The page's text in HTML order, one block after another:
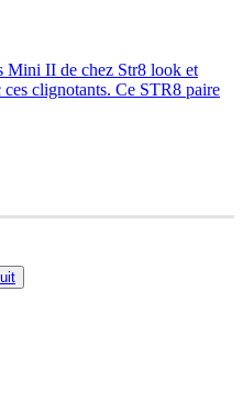
Mini II de chez Str8 look et
clignotants. Ce STR8 paire